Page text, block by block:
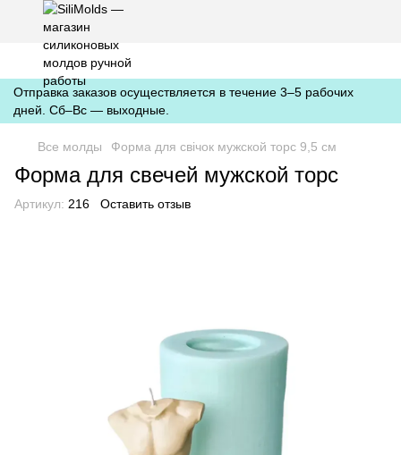
https://silimolds.com.ua//.well-known/apple-developer-merchantid-
domain-association
Отправка заказов осуществляется в течение 3–5 рабочих
дней. Сб–Вс — выходные.
Все молды Форма для свічок мужской торс 9,5 см
Форма для свечей мужской торс
Артикул: 216 Оставить отзыв